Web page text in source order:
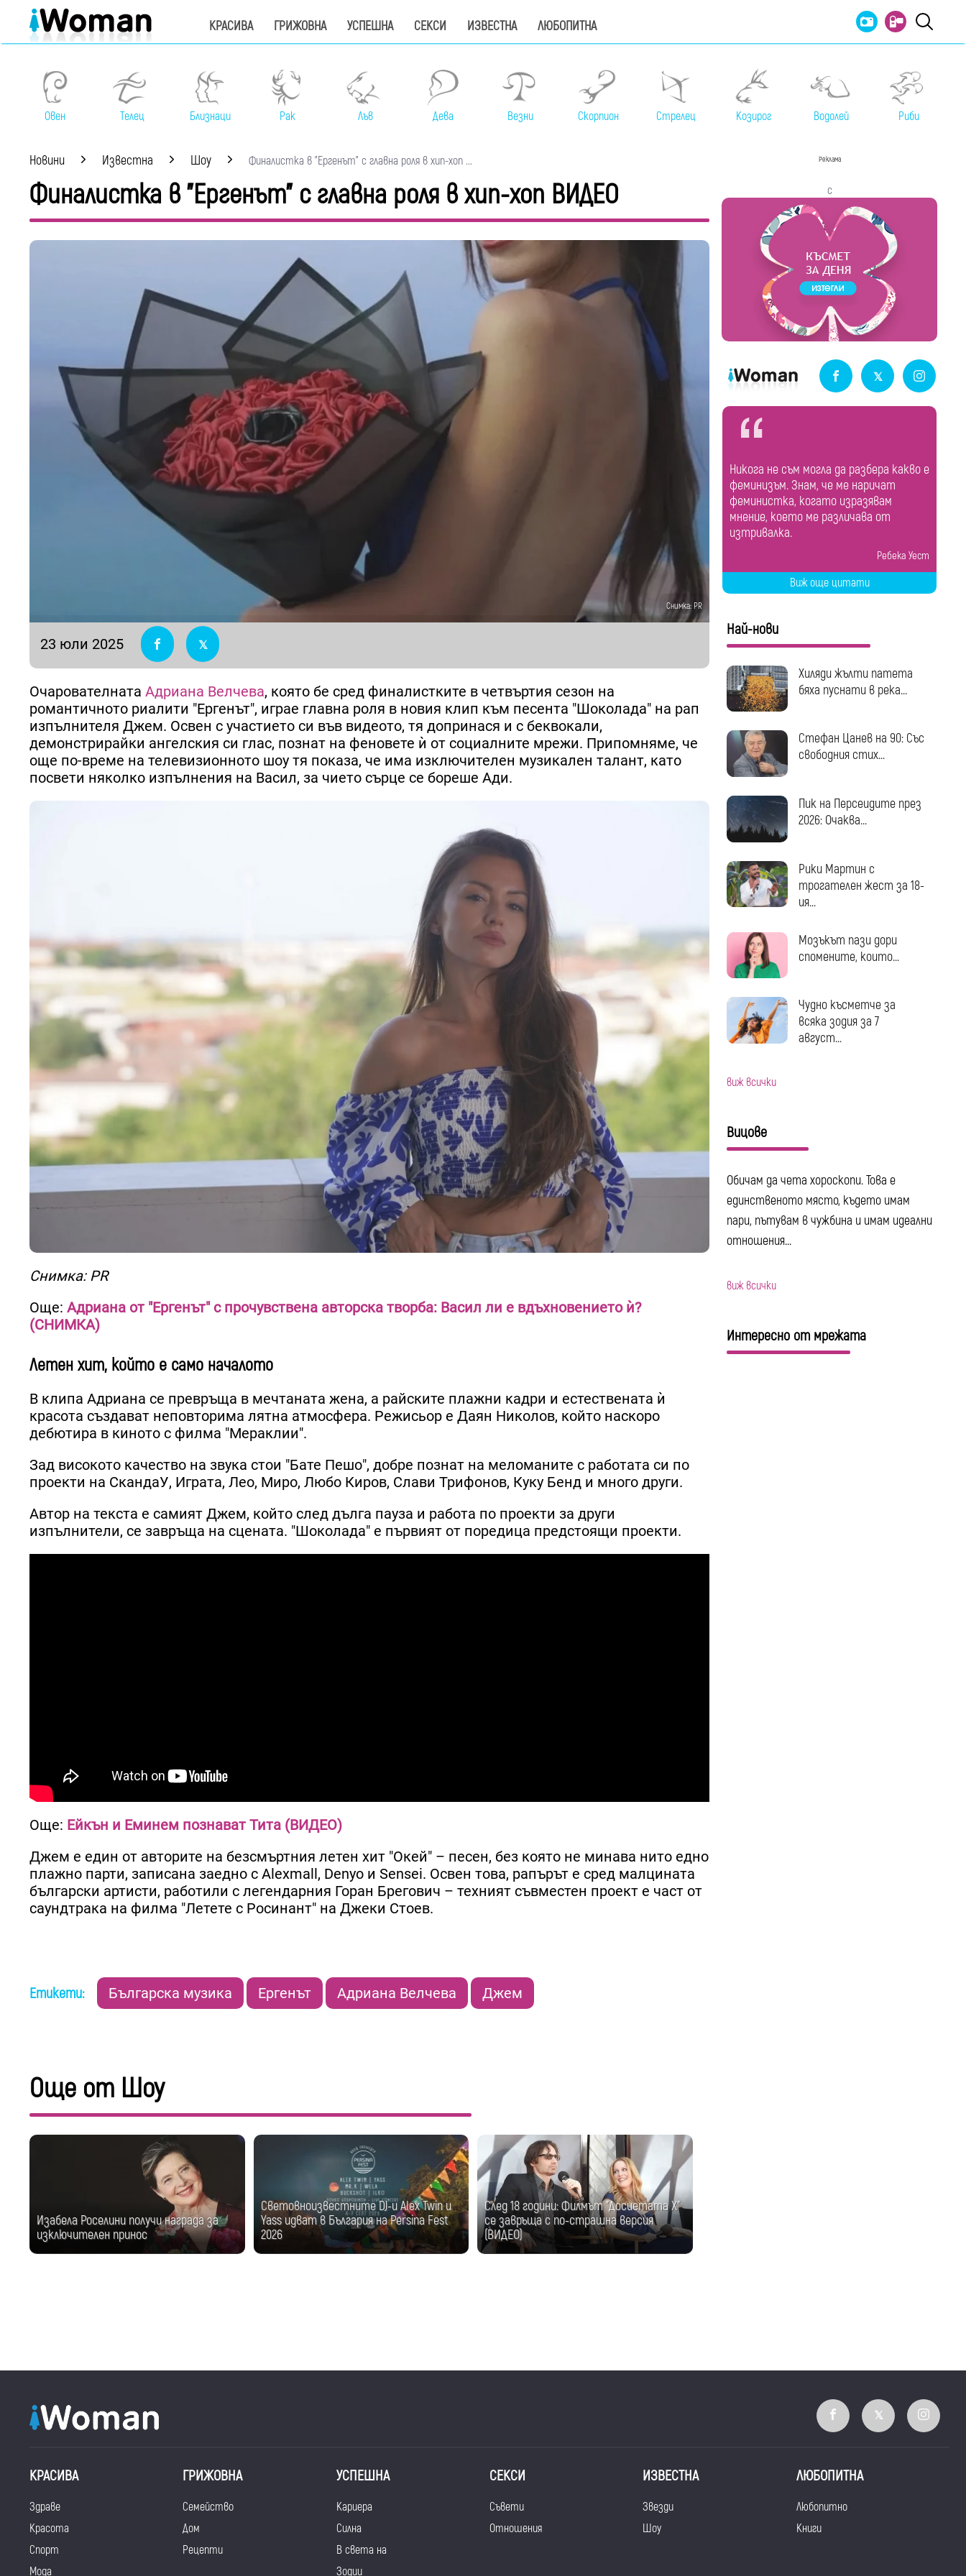
КРАСИВА ГРИЖОВНА УСПЕШНА СЕКСИ ИЗВЕСТНА ЛЮБОПИТНА
Овен Телец Близнаци Рак Лъв Дева Везни Скорпион Стрелец Козирог Водолей Риби
Новини Известна Шоу Финалистка в "Ергенът" с главна роля в хип-хоп ...
Финалистка в "Ергенът" с главна роля в хип-хоп ВИДЕО
Снимка: PR
23 юли 2025
Очарователната Адриана Велчева, която бе сред финалистките в четвъртия сезон на
романтичното риалити "Ергенът", играе главна роля в новия клип към песента "Шоколада" на рап
изпълнителя Джем. Освен с участието си във видеото, тя допринася и с беквокали,
демонстрирайки ангелския си глас, познат на феновете ѝ от социалните мрежи. Припомняме, че
още по-време на телевизионното шоу тя показа, че има изключителен музикален талант, като
посвети няколко изпълнения на Васил, за чието сърце се бореше Ади.
Снимка: PR
Още: Адриана от "Ергенът" с прочувствена авторска творба: Васил ли е вдъхновението ѝ?
(СНИМКА)
Летен хит, който е само началото
В клипа Адриана се превръща в мечтаната жена, а райските плажни кадри и естествената ѝ
красота създават неповторима лятна атмосфера. Режисьор е Даян Николов, който наскоро
дебютира в киното с филма "Мераклии".
Зад високото качество на звука стои "Бате Пешо", добре познат на меломаните с работата си по
проекти на СкандаУ, Играта, Лео, Миро, Любо Киров, Слави Трифонов, Куку Бенд и много други.
Автор на текста е самият Джем, който след дълга пауза и работа по проекти за други
изпълнители, се завръща на сцената. "Шоколада" е първият от поредица предстоящи проекти.
Още: Ейкън и Еминем познават Тита (ВИДЕО)
Джем е един от авторите на безсмъртния летен хит "Окей" – песен, без която не минава нито едно
плажно парти, записана заедно с Alexmall, Denyo и Sensei. Освен това, рапърът е сред малцината
български артисти, работили с легендарния Горан Брегович – техният съвместен проект е част от
саундтрака на филма "Летете с Росинант" на Джеки Стоев.
Етикети: Българска музика Ергенът Адриана Велчева Джем
Още от Шоу
Изабела Роселини получи награда за
изключителен принос
Световноизвестните DJ-и Alex Twin и
Yass идват в България на Persina Fest
2026
След 18 години: Филмът "Досиетата Х"
се завръща с по-страшна версия
(ВИДЕО)
Реклама
с
Никога не съм могла да разбера какво е
феминизъм. Знам, че ме наричат
феминистка, когато изразявам
мнение, което ме различава от
изтривалка.
Ребека Уест
Виж още цитати
Най-нови
Хиляди жълти патета
бяха пуснати в река...
Стефан Цанев на 90: Със
свободния стих...
Пик на Персеидите през
2026: Очаква...
Рики Мартин с
трогателен жест за 18-
ия...
Мозъкът пази дори
спомените, които...
Чудно късметче за
всяка зодия за 7
август...
виж всички
Вицове
Обичам да чета хороскопи. Това е
единственото място, където имам
пари, пътувам в чужбина и имам идеални
отношения...
виж всички
Интересно от мрежата
КРАСИВА
Здраве
Красота
Спорт
Мода
ГРИЖОВНА
Семейство
Дом
Рецепти
УСПЕШНА
Кариера
Силна
В света на
Зодии
СЕКСИ
Съвети
Отношения
ИЗВЕСТНА
Звезди
Шоу
ЛЮБОПИТНА
Любопитно
Книги